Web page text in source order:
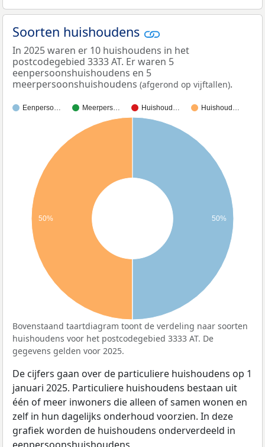
Soorten huishoudens
In 2025 waren er 10 huishoudens in het
postcodegebied 3333 AT. Er waren 5
eenpersoonshuishoudens en 5
meerpersoonshuishoudens (afgerond op vijftallen).
Eenperso… Meerpers… Huishoud… Huishoud…
50% 50%
Bovenstaand taartdiagram toont de verdeling naar soorten
huishoudens voor het postcodegebied 3333 AT. De
gegevens gelden voor 2025.
De cijfers gaan over de particuliere huishoudens op 1
januari 2025. Particuliere huishoudens bestaan uit
één of meer inwoners die alleen of samen wonen en
zelf in hun dagelijks onderhoud voorzien. In deze
grafiek worden de huishoudens onderverdeeld in